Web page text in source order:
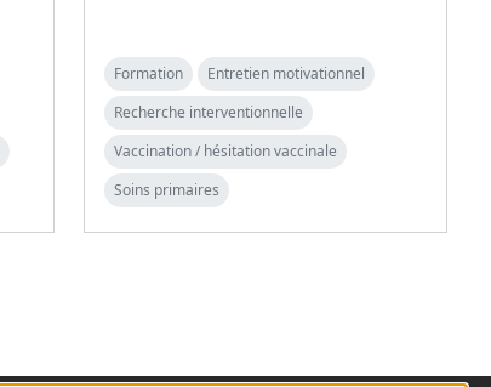
Formation
Entretien motivationnel
Recherche interventionnelle
Vaccination / hésitation vaccinale
Soins primaires